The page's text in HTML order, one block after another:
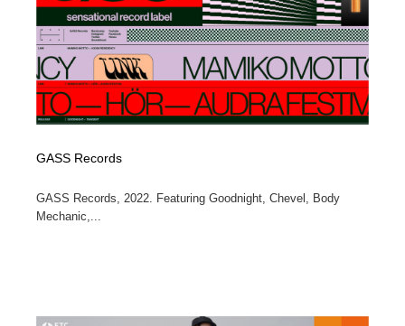
GASS Records
GASS Records, 2022. Featuring Goodnight, Chevel, Body
Mechanic,...